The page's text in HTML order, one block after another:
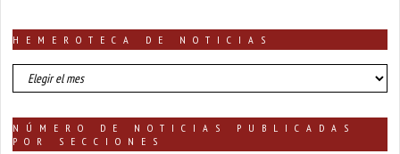
HEMEROTECA DE NOTICIAS
HEMEROTECA
DE
NÚMERO DE NOTICIAS PUBLICADAS
POR SECCIONES